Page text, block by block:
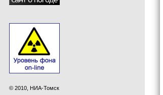
© 2010, НИА-Томск